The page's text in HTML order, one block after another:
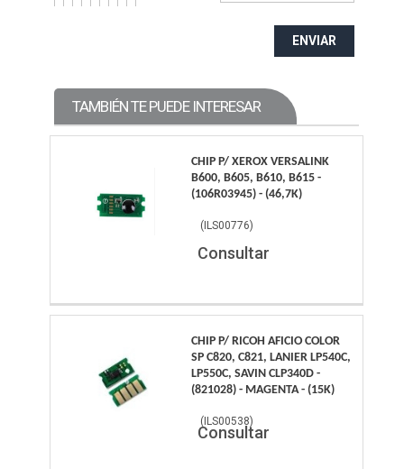
ENVIAR
TAMBIÉN TE PUEDE INTERESAR
CHIP P/ XEROX VERSALINK
B600, B605, B610, B615 -
(106R03945) - (46,7K)
(ILS00776)
Consultar
CHIP P/ RICOH AFICIO COLOR
SP C820, C821, LANIER LP540C,
LP550C, SAVIN CLP340D -
(821028) - MAGENTA - (15K)
(ILS00538)
Consultar